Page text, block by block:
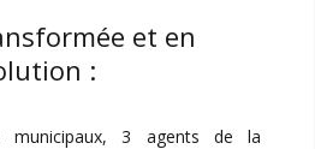
et en
:
municipaux, 3 agents de la